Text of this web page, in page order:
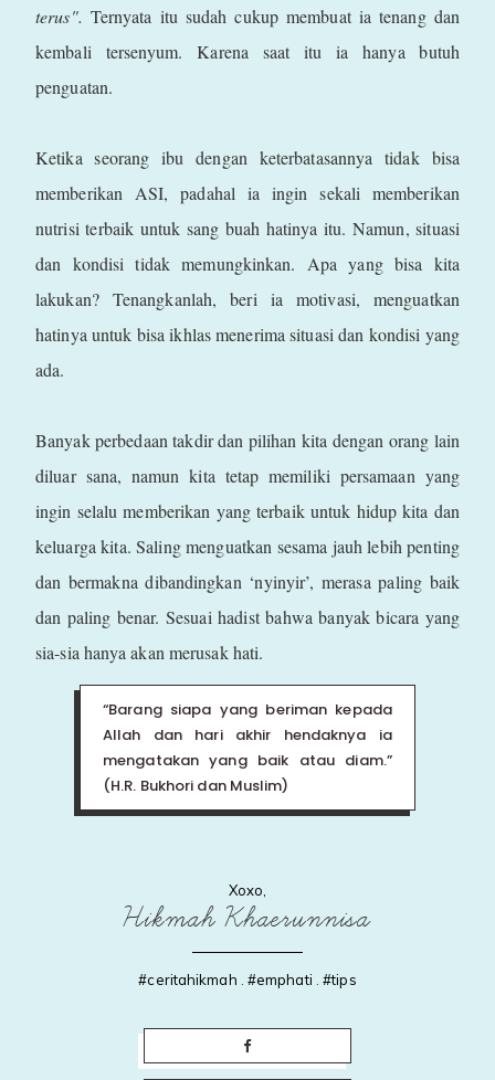
terus". Ternyata itu sudah cukup membuat ia tenang dan
kembali tersenyum. Karena saat itu ia hanya butuh
penguatan.
Ketika seorang ibu dengan keterbatasannya tidak bisa
memberikan ASI, padahal ia ingin sekali memberikan
nutrisi terbaik untuk sang buah hatinya itu. Namun, situasi
dan kondisi tidak memungkinkan. Apa yang bisa kita
lakukan? Tenangkanlah, beri ia motivasi, menguatkan
hatinya untuk bisa ikhlas menerima situasi dan kondisi yang
ada.
Banyak perbedaan takdir dan pilihan kita dengan orang lain
diluar sana, namun kita tetap memiliki persamaan yang
ingin selalu memberikan yang terbaik untuk hidup kita dan
keluarga kita. Saling menguatkan sesama jauh lebih penting
dan bermakna dibandingkan ‘nyinyir’, merasa paling baik
dan paling benar. Sesuai hadist bahwa banyak bicara yang
sia-sia hanya akan merusak hati.
“Barang siapa yang beriman kepada
Allah dan hari akhir hendaknya ia
mengatakan yang baik atau diam.”
(H.R. Bukhori dan Muslim)
Xoxo,
Hikmah Khaerunnisa
#ceritahikmah #emphati .#tips